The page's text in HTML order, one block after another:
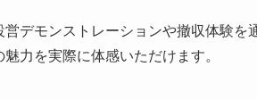
デモンストレーションや撤収体験を
力を実際に体感いただけます。